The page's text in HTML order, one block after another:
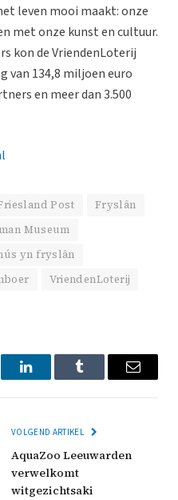
leven mooi maakt: onze
met onze kunst en cultuur.
kon de VriendenLoterij
van 134,8 miljoen euro
en meer dan 3.500
Post
Fryslân
Museum
yn fryslân
VriendenLoterij
LinkedInTumblr Email
VOLGEND ARTIKEL
AquaZoo Leeuwarden
verwelkomt
witgezichtsaki